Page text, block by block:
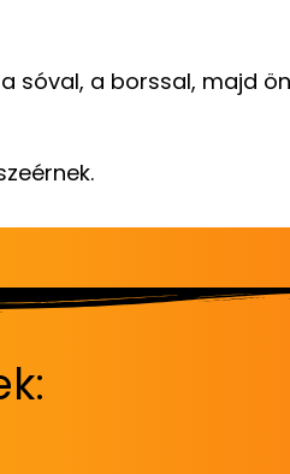
sóval, a borssal, majd